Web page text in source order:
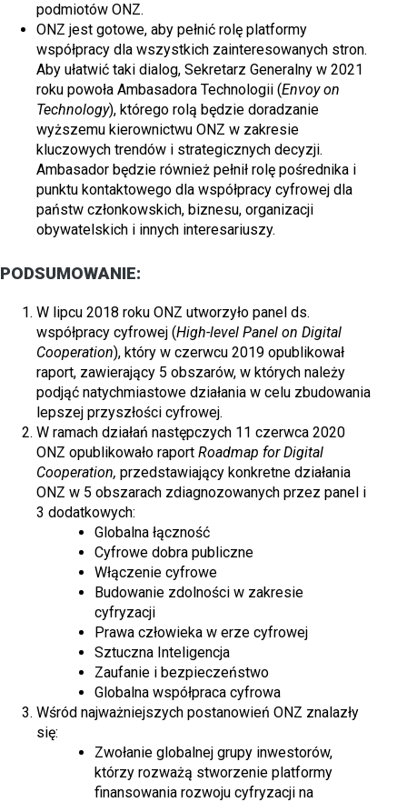
podmiotów ONZ.
ONZ jest gotowe, aby pełnić rolę platformy
współpracy dla wszystkich zainteresowanych stron.
Aby ułatwić taki dialog, Sekretarz Generalny w 2021
roku powoła Ambasadora Technologii (Envoy on
Technology), którego rolą będzie doradzanie
wyższemu kierownictwu ONZ w zakresie
kluczowych trendów i strategicznych decyzji.
Ambasador będzie również pełnił rolę pośrednika i
punktu kontaktowego dla współpracy cyfrowej dla
państw członkowskich, biznesu, organizacji
obywatelskich i innych interesariuszy.
PODSUMOWANIE:
W lipcu 2018 roku ONZ utworzyło panel ds.
współpracy cyfrowej (High-level Panel on Digital
Cooperation), który w czerwcu 2019 opublikował
raport, zawierający 5 obszarów, w których należy
podjąć natychmiastowe działania w celu zbudowania
lepszej przyszłości cyfrowej.
W ramach działań następczych 11 czerwca 2020
ONZ opublikowało raport Roadmap for Digital
Cooperation, przedstawiający konkretne działania
ONZ w 5 obszarach zdiagnozowanych przez panel i
3 dodatkowych:
Globalna łączność
Cyfrowe dobra publiczne
Włączenie cyfrowe
Budowanie zdolności w zakresie
cyfryzacji
Prawa człowieka w erze cyfrowej
Sztuczna Inteligencja
Zaufanie i bezpieczeństwo
Globalna współpraca cyfrowa
Wśród najważniejszych postanowień ONZ znalazły
się:
Zwołanie globalnej grupy inwestorów,
którzy rozważą stworzenie platformy
finansowania rozwoju cyfryzacji na